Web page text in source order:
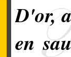
D'or,
en